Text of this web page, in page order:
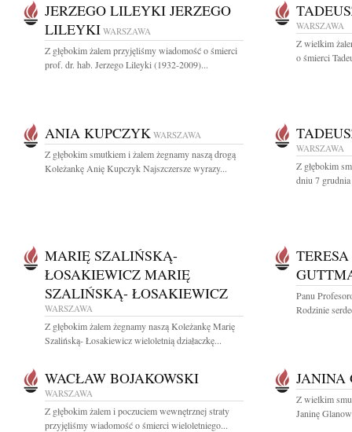
JERZEGO LILEYKI JERZEGO
LILEYKI WARSZAWA
Z głębokim żalem przyjęliśmy wiadomość o śmierci
prof. dr. hab. Jerzego Lileyki (1932-2009)...
WARSZAWA
Z wielkim
o śmierci
ANIA KUPCZYK WARSZAWA
Z głębokim smutkiem i żalem żegnamy naszą drogą
Koleżankę Anię Kupczyk Najszczersze wyrazy...
WARSZAWA
Z głębokim
dniu 7
MARIĘ SZALIŃSKĄ-
ŁOSAKIEWICZ MARIĘ
SZALIŃSKĄ- ŁOSAKIEWICZ
WARSZAWA
Z głębokim żalem żegnamy naszą Koleżankę Marię
Szalińską- Łosakiewicz wieloletnią działaczkę...
Panu
Rodzinie
WACŁAW BOJAKOWSKI
WARSZAWA
Z głębokim żalem i poczuciem wewnętrznej straty
przyjęliśmy wiadomość o śmierci wieloletniego...
JANINA
Z wielkim
Janinę